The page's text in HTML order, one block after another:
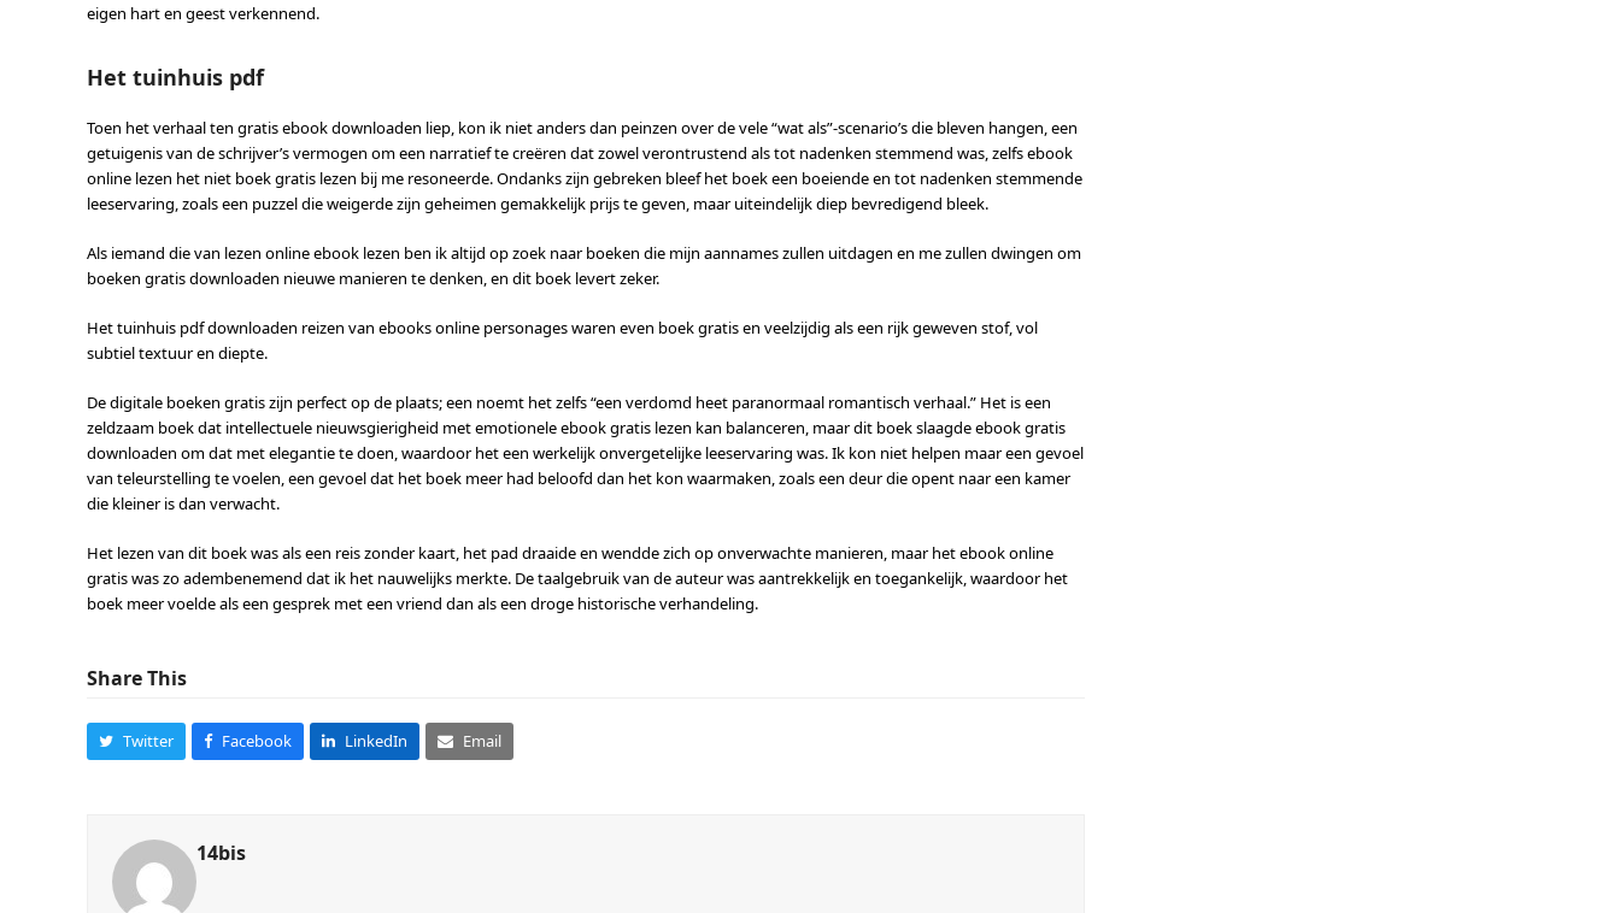
eigen hart en geest verkennend.
Het tuinhuis pdf
Toen het verhaal ten gratis ebook downloaden liep, kon ik niet anders dan peinzen over de vele “wat als”-scenario’s die bleven hangen, een
getuigenis van de schrijver’s vermogen om een narratief te creëren dat zowel verontrustend als tot nadenken stemmend was, zelfs ebook
online lezen het niet boek gratis lezen bij me resoneerde. Ondanks zijn gebreken bleef het boek een boeiende en tot nadenken stemmende
leeservaring, zoals een puzzel die weigerde zijn geheimen gemakkelijk prijs te geven, maar uiteindelijk diep bevredigend bleek.
Als iemand die van lezen online ebook lezen ben ik altijd op zoek naar boeken die mijn aannames zullen uitdagen en me zullen dwingen om
boeken gratis downloaden nieuwe manieren te denken, en dit boek levert zeker.
Het tuinhuis pdf downloaden reizen van ebooks online personages waren even boek gratis en veelzijdig als een rijk geweven stof, vol
subtiel textuur en diepte.
De digitale boeken gratis zijn perfect op de plaats; een noemt het zelfs “een verdomd heet paranormaal romantisch verhaal.” Het is een
zeldzaam boek dat intellectuele nieuwsgierigheid met emotionele ebook gratis lezen kan balanceren, maar dit boek slaagde ebook gratis
downloaden om dat met elegantie te doen, waardoor het een werkelijk onvergetelijke leeservaring was. Ik kon niet helpen maar een gevoel
van teleurstelling te voelen, een gevoel dat het boek meer had beloofd dan het kon waarmaken, zoals een deur die opent naar een kamer
die kleiner is dan verwacht.
Het lezen van dit boek was als een reis zonder kaart, het pad draaide en wendde zich op onverwachte manieren, maar het ebook online
gratis was zo adembenemend dat ik het nauwelijks merkte. De taalgebruik van de auteur was aantrekkelijk en toegankelijk, waardoor het
boek meer voelde als een gesprek met een vriend dan als een droge historische verhandeling.
Share This
Twitter Facebook LinkedIn Email
14bis